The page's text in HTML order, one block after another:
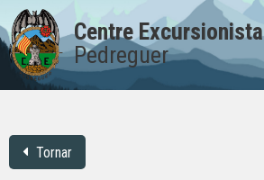
Centre Excursionista
Pedreguer
Tornar